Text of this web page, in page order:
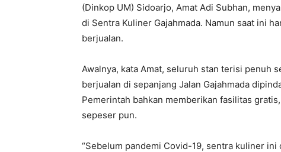
(Dinkop UM) Sidoarjo, Amat Adi Subhan,
di Sentra Kuliner Gajahmada. Namun saat ini
berjualan.
Awalnya, kata Amat, seluruh stan terisi penuh
berjualan di sepanjang Jalan Gajahmada
Pemerintah bahkan memberikan fasilitas
sepeser pun.
“Sebelum pandemi Covid-19, sentra kuliner